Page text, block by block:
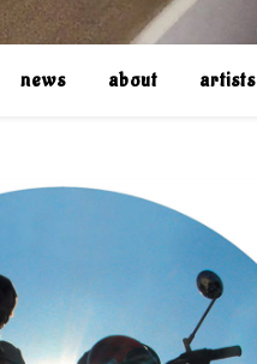
news about artists